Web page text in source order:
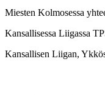
Miesten Kolmosessa
Kansallisessa Liigassa
Kansallisen Liigan,